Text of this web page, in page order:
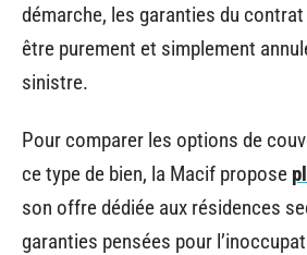
démarche, les garanties du
être purement et simplement
sinistre.
Pour comparer les options de
ce type de bien, la Macif propose
son offre dédiée aux résidences
garanties pensées pour